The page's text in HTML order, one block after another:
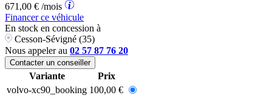
671,00 € /mois
Financer ce véhicule
En stock en concession à
Cesson-Sévigné (35)
Nous appeler au 02 57 87 76 20
Contacter un conseiller
Variante
Prix
volvo-xc90_booking 100,00 €